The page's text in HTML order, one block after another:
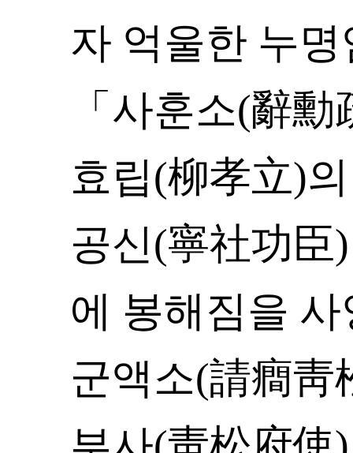
자 억울한 누
「사훈소(辭
효립(柳孝立)
공신(寧社功臣
에 봉해짐을
군액소(請癎靑